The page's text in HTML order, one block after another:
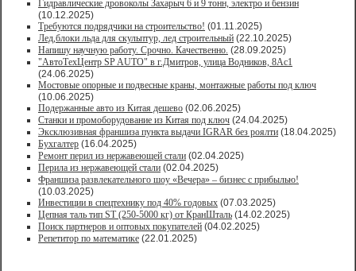
Гидравлические дровоколы Захарыч 6 и 9 тонн, электро и бензин
(10.12.2025)
Требуются подрядчики на строительство! (01.11.2025)
Лед,блоки льда для скульптур, лед строительный (22.10.2025)
Напишу научную работу. Срочно. Качественно. (28.09.2025)
"АвтоТехЦентр SP AUTO" в г.Дмитров, улица Водников, 8Ас1
(24.06.2025)
Мостовые опорные и подвесные краны, монтажные работы под ключ
(10.06.2025)
Подержанные авто из Китая дешево (02.06.2025)
Станки и промоборудование из Китая под ключ (24.04.2025)
Эксклюзивная франшиза пункта выдачи IGRAR без роялти (18.04.2025)
Бухгалтер (16.04.2025)
Ремонт перил из нержавеющей стали (02.04.2025)
Перила из нержавеющей стали (02.04.2025)
Франшиза развлекательного шоу «Вечера» – бизнес с прибылью!
(10.03.2025)
Инвестиции в спецтехнику под 40% годовых (07.03.2025)
Цепная таль тип ST (250-5000 кг) от КранШталь (14.02.2025)
Поиск партнеров и оптовых покупателей (04.02.2025)
Репетитор по математике (22.01.2025)